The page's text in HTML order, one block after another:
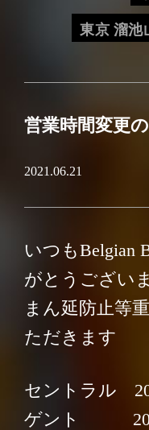
BBC
BELGIAN
FOOD
PARTY
Facebook
東京 溜池
営業時間変更
2021.06.21
いつもBelgian
がとうござい
まん延防止等
ただきます
セントラル
ゲント